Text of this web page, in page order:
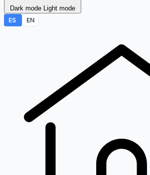
Dark mode Light mode
ES
EN